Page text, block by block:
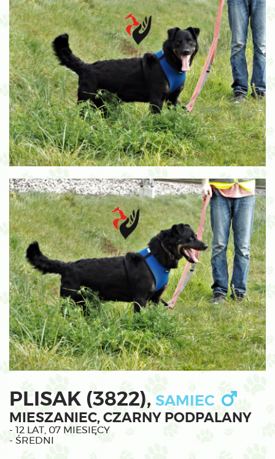
PLISAK (3822), SAMIEC
MIESZANIEC, CZARNY PODPALANY
- 12 LAT, 07 MIESIĘCY
- ŚREDNI